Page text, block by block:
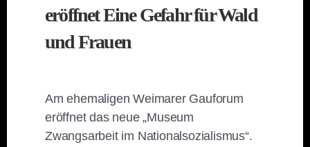
eröffnet Eine Gefahr für Wald
und Frauen
Am ehemaligen Weimarer Gauforum
eröffnet das neue „Museum
Zwangsarbeit im Nationalsozialismus“.